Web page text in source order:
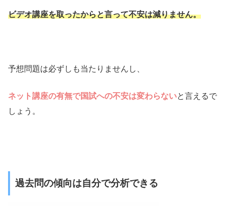
ビデオ講座を取ったからと言って不安は減りません。
予想問題は必ずしも当たりませんし、
ネット講座の有無で国試への不安は変わらないと言えるで
しょう。
過去問の傾向は自分で分析できる